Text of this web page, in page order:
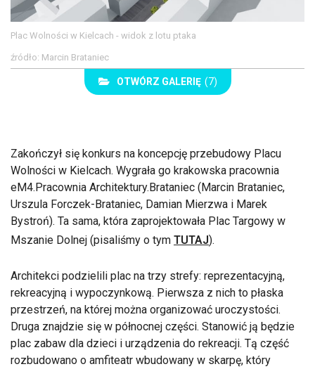
Plac Wolności w Kielcach - widok z lotu ptaka
źródło: Marcin Brataniec
OTWÓRZ GALERIĘ (7)
Zakończył się konkurs na koncepcję przebudowy Placu
Wolności w Kielcach. Wygrała go krakowska pracownia
eM4.Pracownia Architektury.Brataniec (Marcin Brataniec,
Urszula Forczek-Brataniec, Damian Mierzwa i Marek
Bystroń). Ta sama, która zaprojektowała Plac Targowy w
Mszanie Dolnej (pisaliśmy o tym TUTAJ).
Architekci podzielili plac na trzy strefy: reprezentacyjną,
rekreacyjną i wypoczynkową. Pierwsza z nich to płaska
przestrzeń, na której można organizować uroczystości.
Druga znajdzie się w północnej części. Stanowić ją będzie
plac zabaw dla dzieci i urządzenia do rekreacji. Tą część
rozbudowano o amfiteatr wbudowany w skarpę, który